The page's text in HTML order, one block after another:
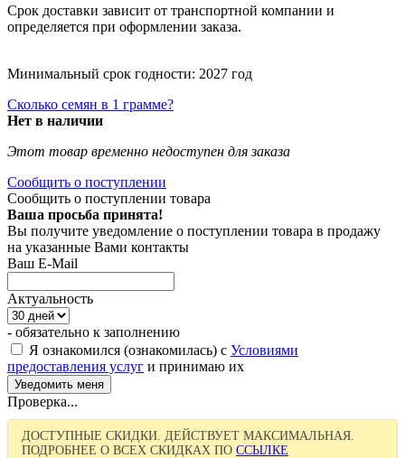
Срок доставки зависит от транспортной компании и
определяется при оформлении заказа.
Минимальный срок годности: 2027 год
Сколько семян в 1 грамме?
Нет в наличии
Этот товар временно недоступен для заказа
Сообщить о поступлении
Сообщить о поступлении товара
Ваша просьба принята!
Вы получите уведомление о поступлении товара в продажу
на указанные Вами контакты
Ваш E-Mail
Актуальность
- обязательно к заполнению
Я ознакомился (ознакомилась) с Условиями
предоставления услуг и принимаю их
Проверка...
ДОСТУПНЫЕ СКИДКИ. ДЕЙСТВУЕТ МАКСИМАЛЬНАЯ.
ПОДРОБНЕЕ О ВСЕХ СКИДКАХ ПО ССЫЛКЕ